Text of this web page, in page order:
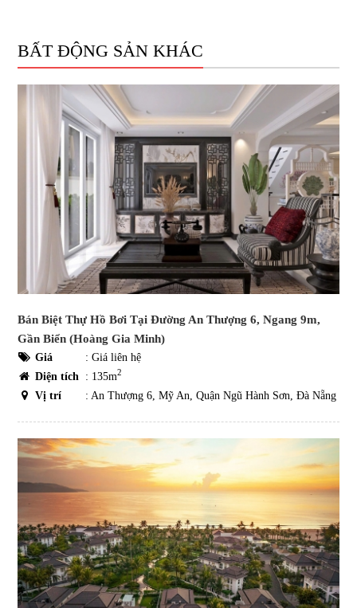
BẤT ĐỘNG SẢN KHÁC
Bán Biệt Thự Hồ Bơi Tại Đường An Thượng 6, Ngang 9m,
Gần Biển (Hoàng Gia Minh)
Giá : Giá liên hệ
Diện tích
: 135m2
Vị trí : An Thượng 6, Mỹ An, Quận Ngũ Hành Sơn, Đà Nẵng